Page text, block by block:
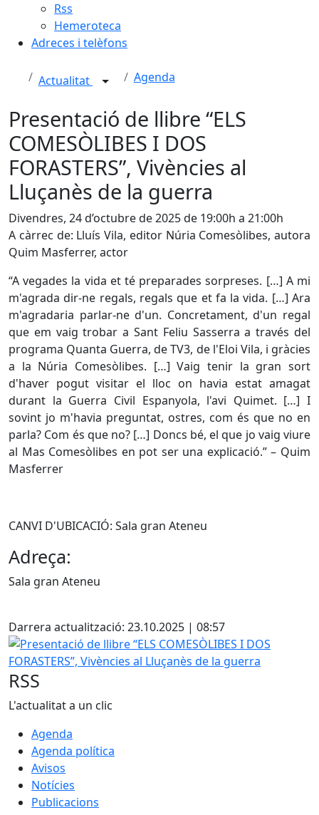
Rss
Hemeroteca
Adreces i telèfons
Actualitat Agenda
Presentació de llibre “ELS
COMESÒLIBES I DOS
FORASTERS”, Vivències al
Lluçanès de la guerra
Divendres, 24 d’octubre de 2025 de 19:00h a 21:00h
A càrrec de: Lluís Vila, editor Núria Comesòlibes, autora
Quim Masferrer, actor
“A vegades la vida et té preparades sorpreses. […] A mi
m'agrada dir-ne regals, regals que et fa la vida. […] Ara
m'agradaria parlar-ne d'un. Concretament, d'un regal
que em vaig trobar a Sant Feliu Sasserra a través del
programa Quanta Guerra, de TV3, de l'Eloi Vila, i gràcies
a la Núria Comesòlibes. […] Vaig tenir la gran sort
d'haver pogut visitar el lloc on havia estat amagat
durant la Guerra Civil Espanyola, l'avi Quimet. […] I
sovint jo m'havia preguntat, ostres, com és que no en
parla? Com és que no? […] Doncs bé, el que jo vaig viure
al Mas Comesòlibes en pot ser una explicació.” – Quim
Masferrer
CANVI D'UBICACIÓ: Sala gran Ateneu
Adreça:
Sala gran Ateneu
Darrera actualització: 23.10.2025 | 08:57
Presentació de llibre “ELS COMESÒLIBES I DOS
RSS
L'actualitat a un clic
Agenda
Agenda política
Avisos
Notícies
Publicacions